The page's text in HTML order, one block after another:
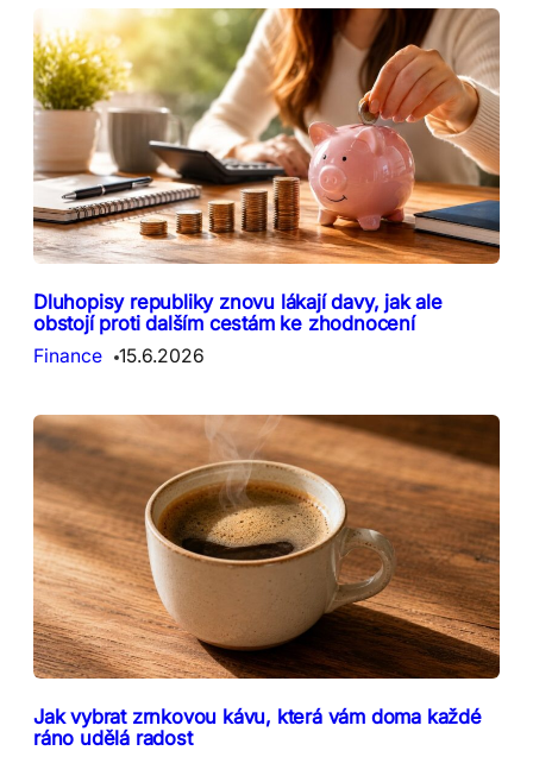
Dluhopisy republiky znovu lákají davy, jak ale
obstojí proti dalším cestám ke zhodnocení
Finance 15.6.2026
Jak vybrat zrnkovou kávu, která vám doma každé
ráno udělá radost